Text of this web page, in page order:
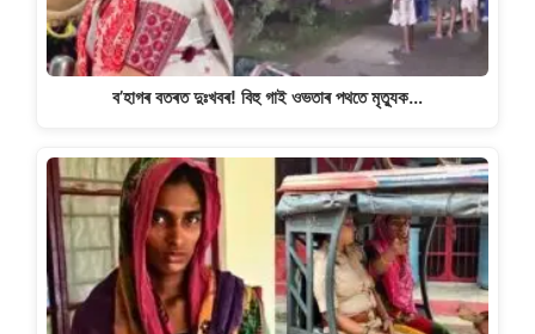
ব’হাগৰ বতৰত দুঃখবৰ! বিহু গাই ওভতাৰ পথতে মৃত্যুক…